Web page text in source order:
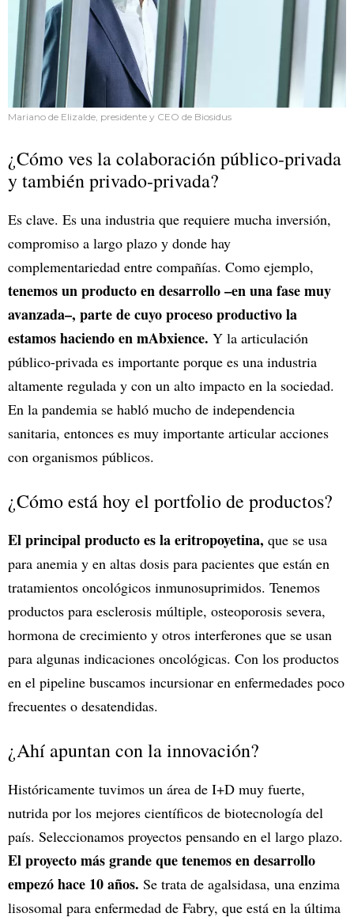
Mariano de Elizalde, presidente y CEO de Biosidus
¿Cómo ves la colaboración público-privada
y también privado-privada?
Es clave. Es una industria que requiere mucha inversión,
compromiso a largo plazo y donde hay
complementariedad entre compañías. Como ejemplo,
tenemos un producto en desarrollo –en una fase muy
avanzada–, parte de cuyo proceso productivo la
estamos haciendo en mAbxience. Y la articulación
público-privada es importante porque es una industria
altamente regulada y con un alto impacto en la sociedad.
En la pandemia se habló mucho de independencia
sanitaria, entonces es muy importante articular acciones
con organismos públicos.
¿Cómo está hoy el portfolio de productos?
El principal producto es la eritropoyetina, que se usa
para anemia y en altas dosis para pacientes que están en
tratamientos oncológicos inmunosuprimidos. Tenemos
productos para esclerosis múltiple, osteoporosis severa,
hormona de crecimiento y otros interferones que se usan
para algunas indicaciones oncológicas. Con los productos
en el pipeline buscamos incursionar en enfermedades poco
frecuentes o desatendidas.
¿Ahí apuntan con la innovación?
Históricamente tuvimos un área de I+D muy fuerte,
nutrida por los mejores científicos de biotecnología del
país. Seleccionamos proyectos pensando en el largo plazo.
El proyecto más grande que tenemos en desarrollo
empezó hace 10 años. Se trata de agalsidasa, una enzima
lisosomal para enfermedad de Fabry, que está en la última